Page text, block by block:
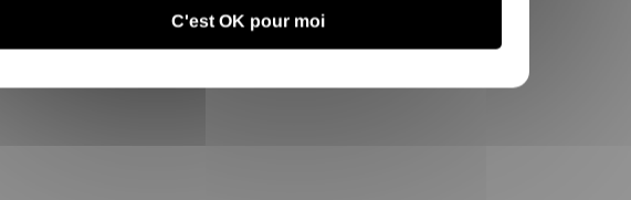
cornière
C'est OK pour moi